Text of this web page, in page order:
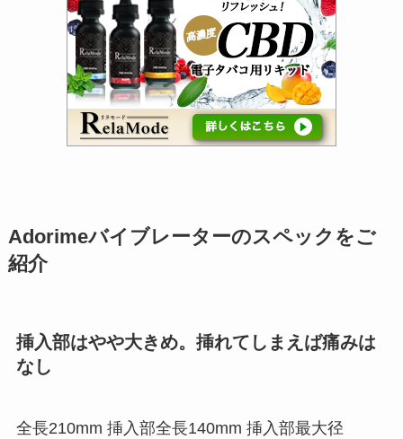
Adorimeバイブレーターのスペックをご
紹介
挿入部はやや大きめ。挿れてしまえば痛みは
なし
全長210mm 挿入部全長140mm 挿入部最大径